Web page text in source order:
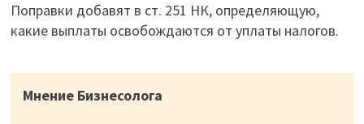
Поправки добавят в ст. 251 НК, определяющую,
какие выплаты освобождаются от уплаты налогов.
Мнение Бизнесолога